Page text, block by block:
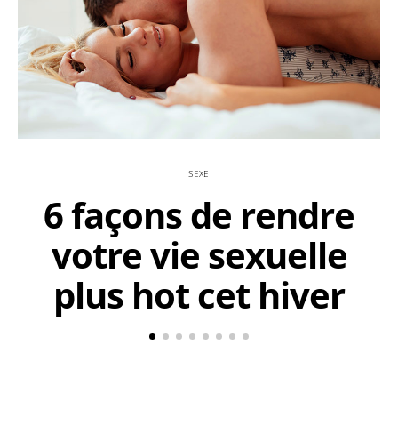
SEXE
6 façons de rendre
votre vie sexuelle
plus hot cet hiver